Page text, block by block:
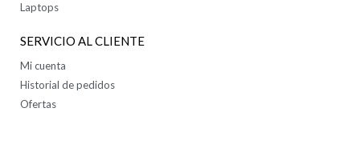
Laptops
SERVICIO AL CLIENTE
Mi cuenta
Historial de pedidos
Ofertas